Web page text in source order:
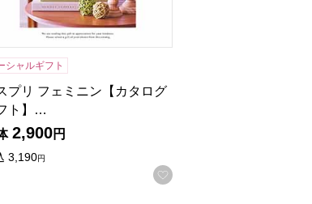
りに登録する
シャルギフト
プリ フェミニン【カタログ
ト】…
2,900円
3,190円
お気に入りに登録する